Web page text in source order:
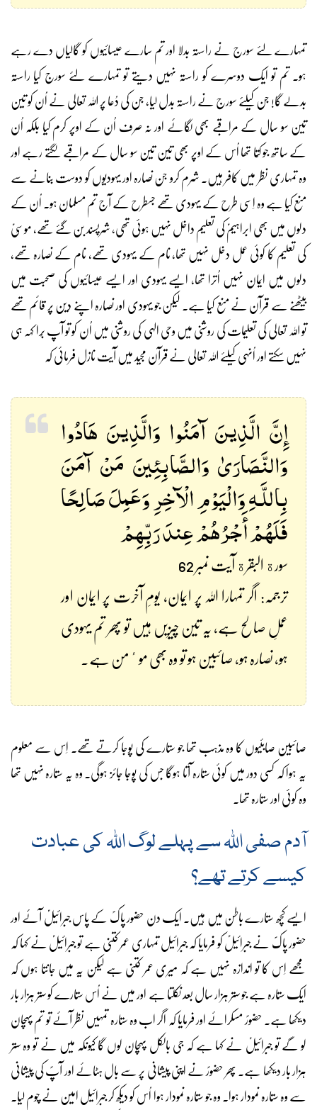
تمہارے لئے سورج نے راستہ بدلا اور تم سارے عیسائیوں کو گالیاں دے رہے
ہو۔ تم تو ایک دوسرے کو راستہ نہیں دیتے تو تمہارے لئے سورج کیا راستہ
بدلے گا! جن کیلئے سورج نے راستہ بدل لیا، جن کی دُعا پر اللہ تعالی نے اُن کو تین
تین سو سال کے مراقبے بھی لگائے اور نہ صرف اُن کے اوپر کرم کیا بلکہ اُن
کے ساتھ جو کُتا تھا اُس کے اوپر بھی تین تین سو سال کے مراقبے لگتے رہے اور
وہ تمہاری نظر میں کافر ہیں۔ شرم کرو جن نصارہ اور یہودیوں کو دوست بنانے سے
منع کیا ہے وہ اِسی طرح کے یہودی تھے جسطرح کے آج تم مسلمان ہو۔ اُن کے
دلوں میں بھی ابراہیمؑ کی تعلیم داخل نہیں ہوئی تھی، شرپسند بن گئے تھے، موسٰیؑ
کی تعلیم کا کوئی عمل دخل نہیں تھا، نام کے یہودی تھے، نام کے نصارہ تھے،
دلوں میں ایمان نہیں اُترا تھا، ایسے یہودی اور ایسے عیسائیوں کی صحبت میں
بیٹھنے سے قرآن نے منع کیا ہے۔ لیکن جو یہودی اور نصارہ اپنے دین پر قائم تھے
تو اللہ تعالی کی تعلیمات کی روشنی میں وحی الہی کی روشنی میں اُن کو تو آپ بُرا کہہ ہی
نہیں سکتے اور اُنہی کیلئے اللہ تعالی نے قرآن مجید میں آیت نازل فرمائی کہ
إِنَّ الَّذِينَ آمَنُوا وَالَّذِينَ هَادُوا
وَالنَّصَارَىٰ وَالصَّابِئِينَ مَنْ آمَنَ
بِاللَّـهِ وَالْيَوْمِ الْآخِرِ وَعَمِلَ صَالِحًا
فَلَهُمْ أَجْرُهُمْ عِندَ رَبِّهِمْ
سورة البقرة آیت نمبر 62
ترجمہ: اگر تمہارا اللہ پر ایمان، یومِ آخرت پر ایمان اور
عملِ صالح ہے، یہ تین چیزیں ہیں تو پھر تم یہودی
ہو، نصارہ ہو، صائبین ہو تو وہ بھی موٴمن ہے۔
صائبین صابئیوں کا وہ مذہب تھا جو ستارے کی پوجا کرتے تھے۔ اِس سے معلوم
یہ ہوا کہ کسی دور میں کوئی ستارہ آتا ہوگا جس کی پوجا جائز ہوگی۔ وہ یہ ستارہ نہیں تھا
وہ کوئی اور ستارہ تھا۔
آدم صفی اللہ سے پہلے لوگ اللہ کی عبادت
کیسے کرتے تھے؟
ایسے کچھ ستارے باطن میں ہیں۔ ایک دن حضور پاکؐ کے پاس جبرائیلؑ آئے اور
حضور پاکؐ نے جبرائیلؑ کو فرمایا کہ جبرائیل تمہاری عمر کتنی ہے تو جبرائیلؑ نے کہا کہ
مجھے اِس کا تو اندازہ نہیں ہے کہ میری عمر کتنی ہے لیکن یہ میں جانتا ہوں کہ
ایک ستارہ ہے جو ستر ہزار سال بعد نکلتا ہے اور میں نے اُس ستارے کو ستر ہزار بار
دیکھا ہے۔ حضورؐ مسکرائے اور فرمایا کہ اگر اب وہ ستارہ تمہیں نظر آئے تو تم پہچان
لو گے تو جبرائیلؑ نے کہا ہے کہ جی بالکل پہچان لوں گا کیونکہ میں نے تو وہ ستر
ہزار بار دیکھا ہے۔ پھر حضورؐ نے اپنی پیشانی پر سے بال ہٹائے اور آپؐ کی پیشانی
سے وہ ستارہ نمودار ہوا۔ وہ جو ستارہ نمودار ہوا اُس کو دیکھ کر جبرائیل امین نے چوم لیا۔